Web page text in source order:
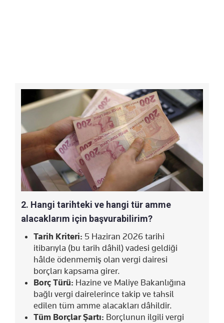
2. Hangi tarihteki ve hangi tür amme
alacaklarım için başvurabilirim?
Tarih Kriteri: 5 Haziran 2026 tarihi
itibarıyla (bu tarih dâhil) vadesi geldiği
hâlde ödenmemiş olan vergi dairesi
borçları kapsama girer.
Borç Türü: Hazine ve Maliye Bakanlığına
bağlı vergi dairelerince takip ve tahsil
edilen tüm amme alacakları dâhildir.
Tüm Borçlar Şartı: Borçlunun ilgili vergi